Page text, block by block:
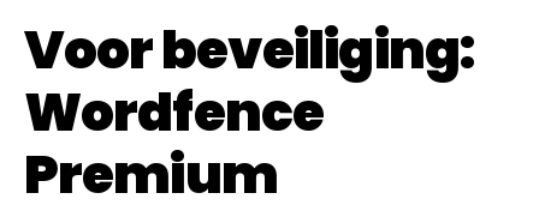
Voor beveiliging:
Wordfence
Premium